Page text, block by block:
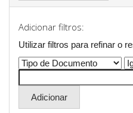
Adicionar filtros:
Utilizar filtros para refinar o